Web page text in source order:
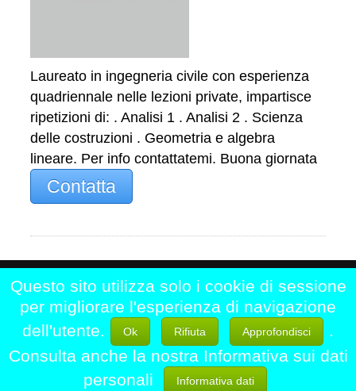
Laureato in ingegneria civile con esperienza
quadriennale nelle lezioni private, impartisce
ripetizioni di: . Analisi 1 . Analisi 2 . Scienza
delle costruzioni . Geometria e algebra
lineare. Per info contattatemi. Buona giornata
Contatta
Home | Chi siamo| Contattaci |
Registrati| Disclaimer
LezioniPrivate.eu - Professori di Matematica
Informatica Fisica Chimica Statica Scienza e
Tecnica delle Costruzioni Etc..
Questo sito utilizza solo i cookie di sessione
per migliorare l'esperienza di navigazione
dell'utente.
Ok Rifiuta Approfondisci
Consulta anche la nostra Informativa sui dati
personali
Informativa dati